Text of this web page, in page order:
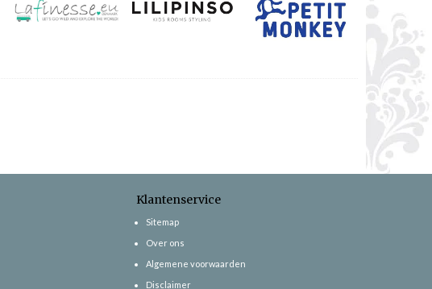
Klantenservice
Sitemap
Over ons
Algemene voorwaarden
Disclaimer